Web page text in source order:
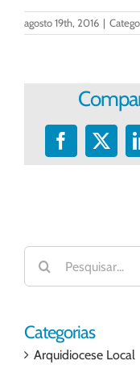
agosto 19th, 2016 |
Facebook
X
Buscar
resultados
para:
Categorias
Arquidiocese Local